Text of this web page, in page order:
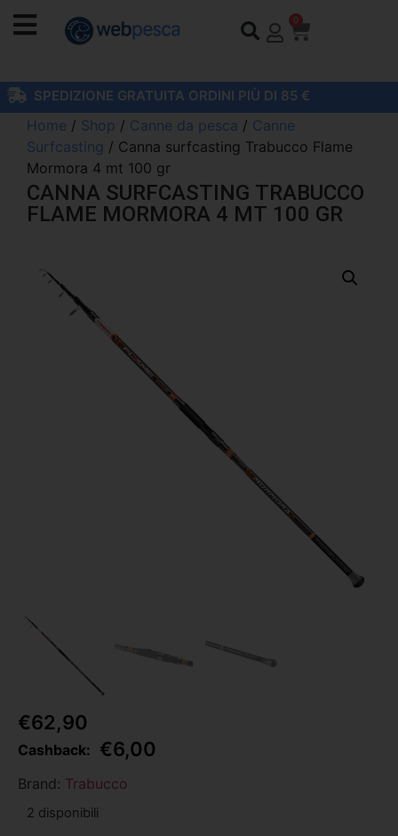
0
SPEDIZIONE GRATUITA ORDINI PIÙ DI 85 €
Home / Shop / Canne da pesca / Canne
Surfcasting / Canna surfcasting Trabucco Flame
Mormora 4 mt 100 gr
CANNA SURFCASTING TRABUCCO
FLAME MORMORA 4 MT 100 GR
€62,90
Cashback: €6,00
Brand: Trabucco
2 disponibili